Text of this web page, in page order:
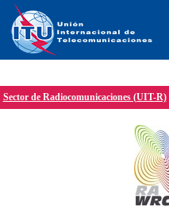
Sector de Radiocomunicaciones (UIT-R)